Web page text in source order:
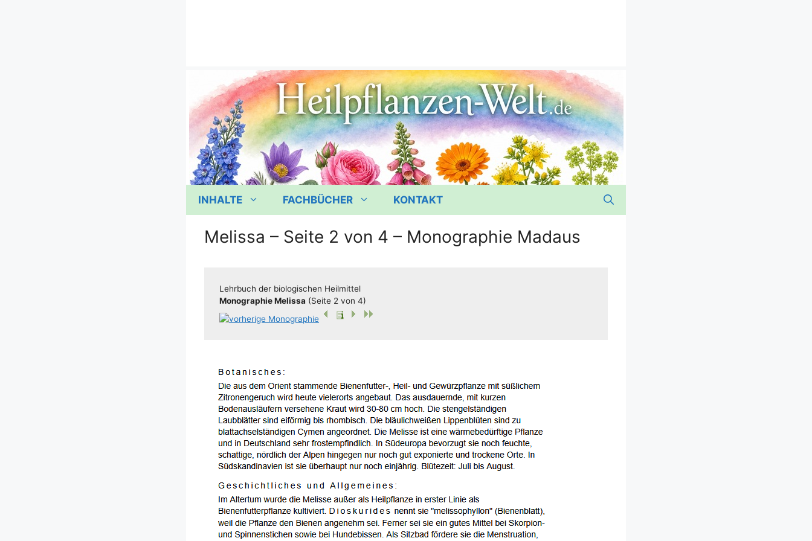
INHALTE FACHBÜCHER KONTAKT
Melissa – Seite 2 von 4 – Monographie Madaus
Lehr­buch der bio­lo­gi­schen Heilmittel
Mono­gra­phie Melis­sa (Sei­te 2 von 4)